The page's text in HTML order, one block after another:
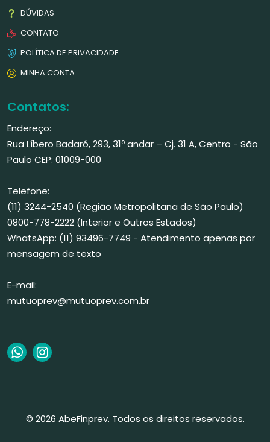
DÚVIDAS
CONTATO
POLÍTICA DE PRIVACIDADE
MINHA CONTA
Contatos:
Endereço:
Rua Líbero Badaró, 293, 31º andar – Cj. 31 A, Centro - São
Paulo CEP: 01009-000
Telefone:
(11) 3244-2540 (Região Metropolitana de São Paulo)
0800-778-2222 (Interior e Outros Estados)
WhatsApp: (11) 93496-7749 - Atendimento apenas por
mensagem de texto
E-mail:
mutuoprev@mutuoprev.com.br
© 2026 AbeFinprev. Todos os direitos reservados.